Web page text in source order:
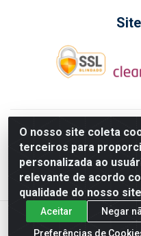
O nosso site coleta
terceiros para
personalizada ao
relevante de acordo
qualidade do nosso
Aceitar
Negar
Preferências de
KarneKeijo Logistica
- Barro, Recife/PE,
Estados atendidos